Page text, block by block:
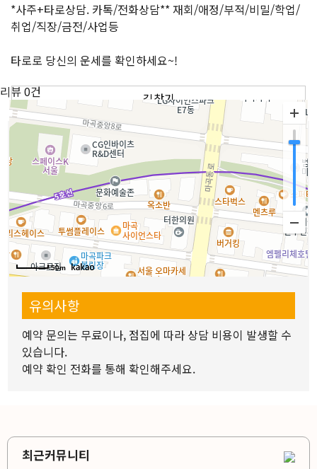
*사주+타로상담. 카톡/전화상담** 재회/애정/부적/비밀/학업/
취업/직장/금전/사업등
타로로 당신의 운세를 확인하세요~!
리뷰0건
50m
길찾기
이용방법안내
위치나 원하는 분야를 선택하고 원하는 선생님을 지정
하세요.
2. 선생님 상세정보와 리뷰 위치 등을 확인해주세요.
3. 예약상담문의를 통해 예약해주세요.
4. 선생님과 날짜와 시간을 협의 후 상담을 진행하면 됩니
다.
유의사항
예약 문의는 무료이나, 점집에 따라 상담 비용이 발생할 수
있습니다.
예약 확인 전화를 통해 확인해주세요.
최근커뮤니티